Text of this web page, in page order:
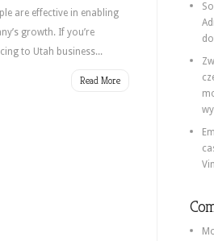
are effective in enabling
growth. If you’re
to Utah business...
Read More